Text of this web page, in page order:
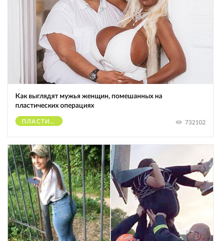
Как выглядят мужья женщин, помешанных на
пластических операциях
ПЛАСТИЧЕСКИЕ ОПЕРАЦИИ 732102